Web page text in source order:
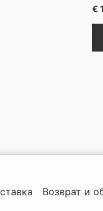
€
Возврат и